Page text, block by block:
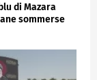
di Mazara
sommerse